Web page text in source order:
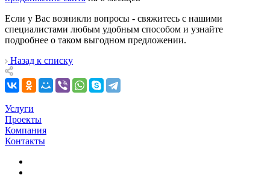
Если у Вас возникли вопросы - свяжитесь с нашими
специалистами любым удобным способом и узнайте
подробнее о таком выгодном предложении.
Назад к списку
Услуги
Проекты
Компания
Контакты